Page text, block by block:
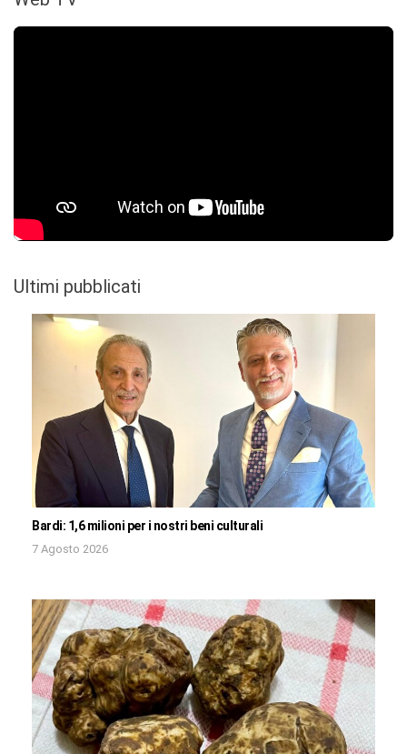
Ultimi pubblicati
Bardi: 1,6 milioni per i nostri beni culturali
7 Agosto 2026